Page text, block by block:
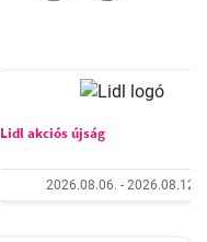
Lidl akciós újság
2026.08.06. - 2026.08.12.